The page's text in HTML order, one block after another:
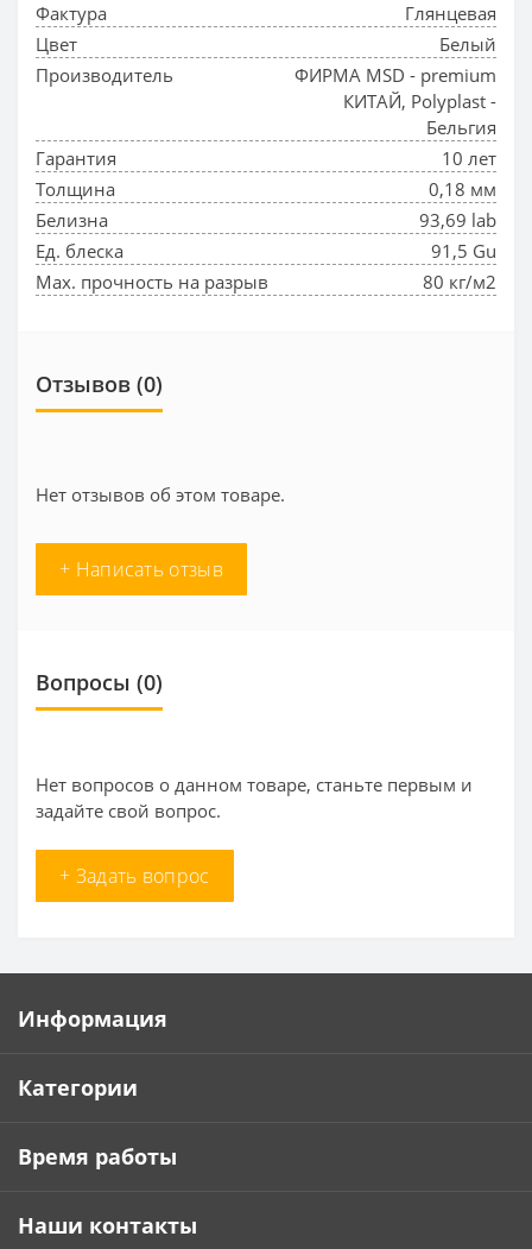
Фактура
Глянцевая
Цвет
Белый
Производитель
ФИРМА MSD - premium
КИТАЙ, Polyplast -
Бельгия
Гарантия
10 лет
Толщина
0,18 мм
Белизна
93,69 lab
Ед. блеска
91,5 Gu
Max. прочность на разрыв
80 кг/м2
Отзывов (0)
Нет отзывов об этом товаре.
+ Написать отзыв
Вопросы (0)
Нет вопросов о данном товаре, станьте первым и
задайте свой вопрос.
+ Задать вопрос
Информация
Категории
Время работы
Наши контакты